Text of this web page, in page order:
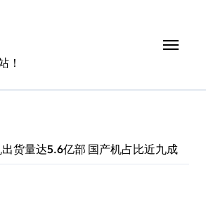
！
货量达5.6亿部 国产机占比近九成